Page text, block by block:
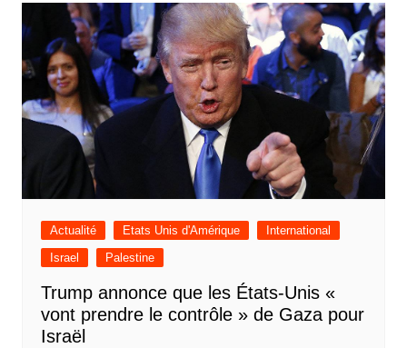
Actualité Etats Unis d'Amérique
International
Israel
Palestine
Trump annonce que les États-Unis «
vont prendre le contrôle » de Gaza pour
Israël